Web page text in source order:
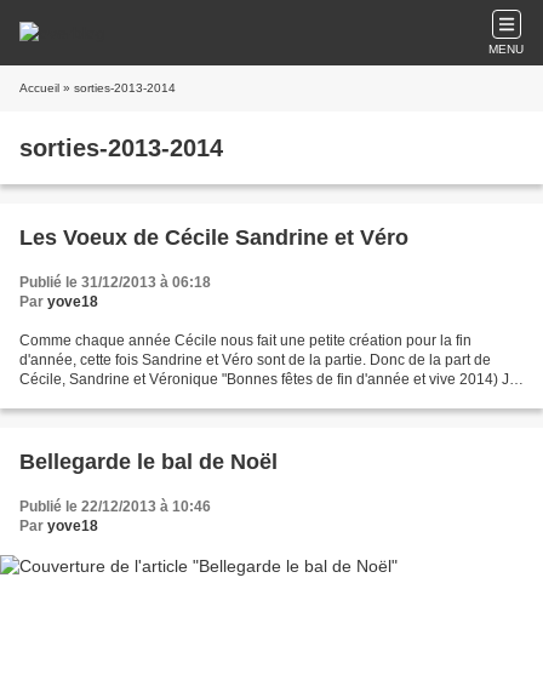
MENU
Accueil » sorties-2013-2014
sorties-2013-2014
Les Voeux de Cécile Sandrine et Véro
Publié le 31/12/2013 à 06:18
Par yove18
Comme chaque année Cécile nous fait une petite création pour la fin
d'année, cette fois Sandrine et Véro sont de la partie. Donc de la part de
Cécile, Sandrine et Véronique "Bonnes fêtes de fin d'année et vive 2014) Je
Bellegarde le bal de Noël
Publié le 22/12/2013 à 10:46
Par yove18